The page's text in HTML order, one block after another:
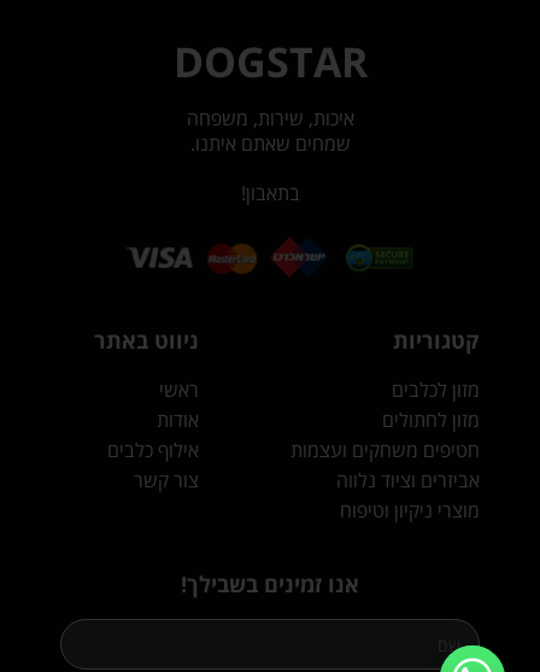
DOGSTAR
איכות, שירות, משפחה
שמחים שאתם איתנו.
בתאבון!
קטגוריות
מזון לכלבים
מזון לחתולים
חטיפים משחקים ועצמות
אביזרים וציוד נלווה
מוצרי ניקיון וטיפוח
ניווט באתר
ראשי
אודות
אילוף כלבים
צור קשר
אנו זמינים בשבילך!